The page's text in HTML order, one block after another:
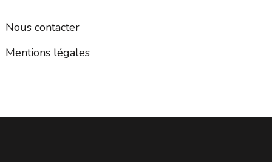
Nous contacter
Mentions légales